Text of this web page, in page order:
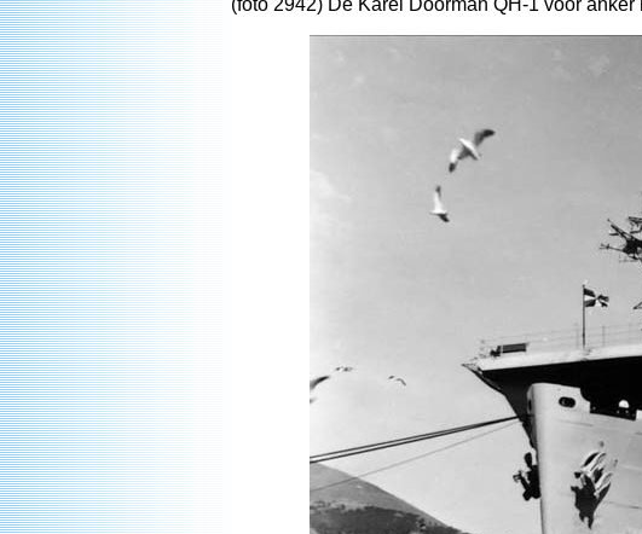
(foto 2942) De Karel Doorman QH-1 voor